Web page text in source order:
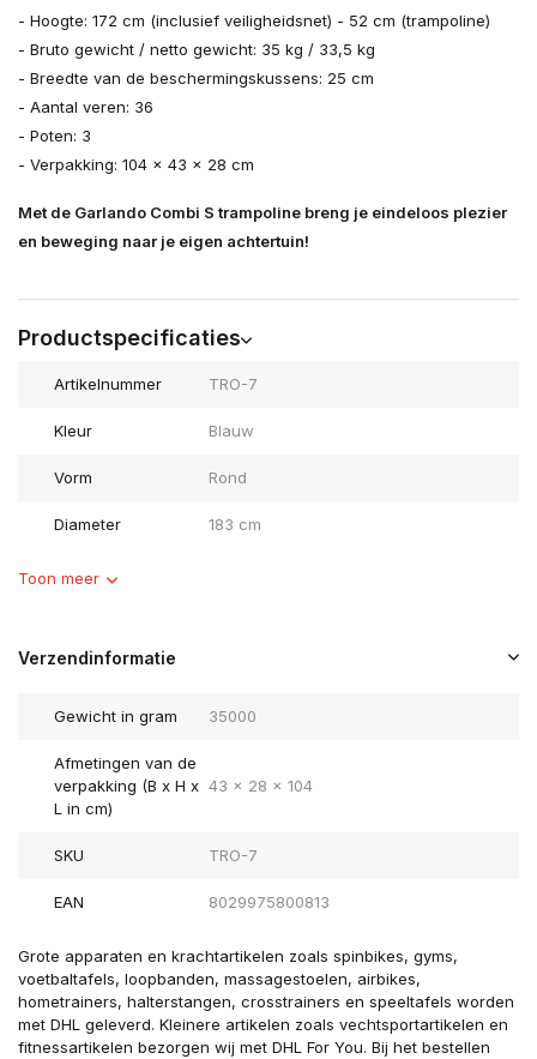
- Hoogte: 172 cm (inclusief veiligheidsnet) - 52 cm (trampoline)
- Bruto gewicht / netto gewicht: 35 kg / 33,5 kg
- Breedte van de beschermingskussens: 25 cm
- Aantal veren: 36
- Poten: 3
- Verpakking: 104 x 43 x 28 cm
Met de Garlando Combi S trampoline breng je eindeloos plezier
en beweging naar je eigen achtertuin!
Productspecificaties
Artikelnummer TRO-7
Kleur Blauw
Vorm Rond
Diameter 183 cm
Toon meer
Verzendinformatie
Gewicht in gram 35000
Afmetingen van de
verpakking (B x H x
L in cm)
43 x 28 x 104
SKU TRO-7
EAN 8029975800813
Grote apparaten en krachtartikelen zoals spinbikes, gyms,
voetbaltafels, loopbanden, massagestoelen, airbikes,
hometrainers, halterstangen, crosstrainers en speeltafels worden
met DHL geleverd. Kleinere artikelen zoals vechtsportartikelen en
fitnessartikelen bezorgen wij met DHL For You. Bij het bestellen